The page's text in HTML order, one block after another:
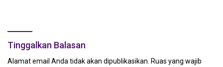
Tinggalkan Balasan
Alamat email Anda tidak akan dipublikasikan. Ruas yang wajib